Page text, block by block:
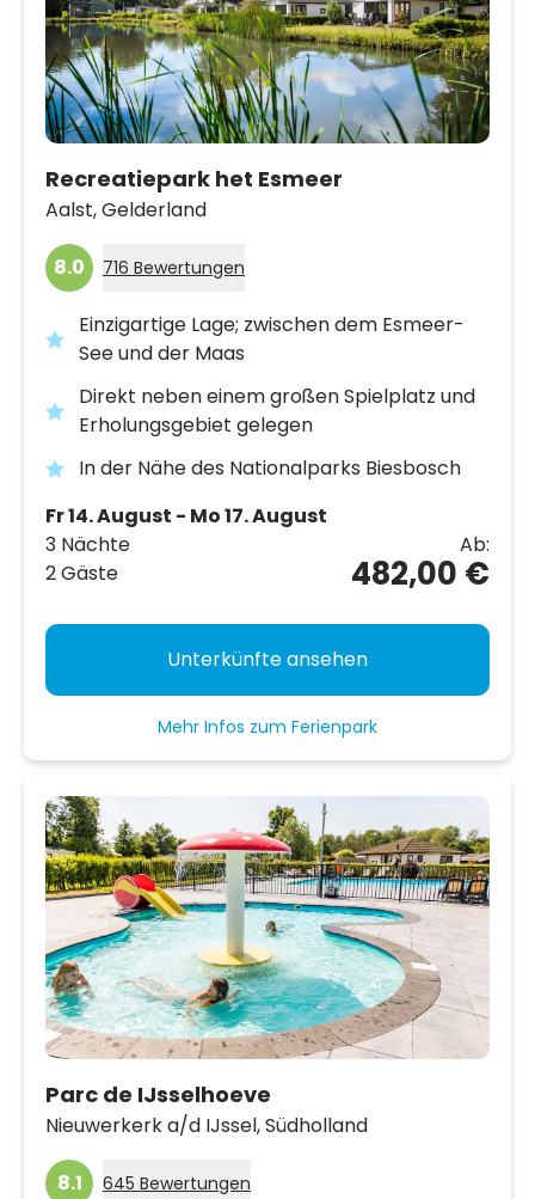
Recreatiepark het Esmeer
Aalst,Gelderland
8.0 716 Bewertungen
Einzigartige Lage; zwischen dem Esmeer-
See und der Maas
Direkt neben einem großen Spielplatz und
Erholungsgebiet gelegen
In der Nähe des Nationalparks Biesbosch
Fr 14. August - Mo 17. August
3 Nächte
2 Gäste
Ab:
482,00 €
Unterkünfte ansehen
Mehr Infos zum Ferienpark
Parc de IJsselhoeve
Nieuwerkerk a/d IJssel,Südholland
8.1 645 Bewertungen